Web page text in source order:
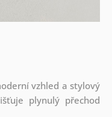
vzhled a stylový
plynulý přechod